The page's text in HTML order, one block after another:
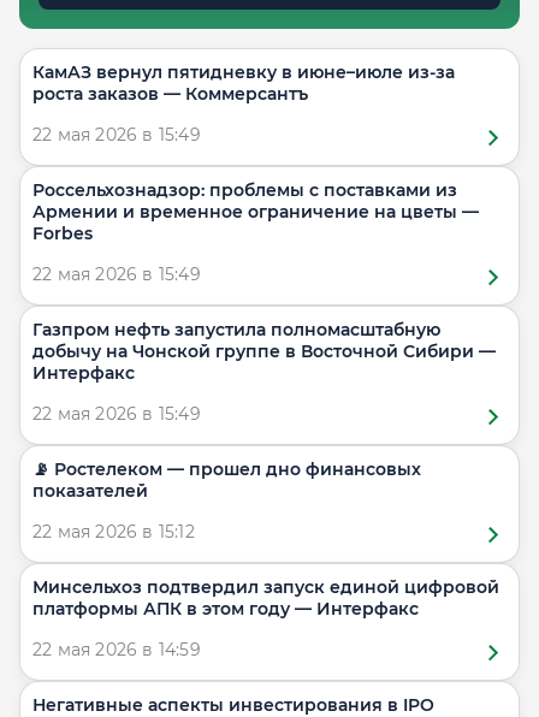
КамАЗ вернул пятидневку в июне–июле из-за
роста заказов — Коммерсантъ
22 мая 2026 в 15:49
Россельхознадзор: проблемы с поставками из
Армении и временное ограничение на цветы —
Forbes
22 мая 2026 в 15:49
Газпром нефть запустила полномасштабную
добычу на Чонской группе в Восточной Сибири —
Интерфакс
22 мая 2026 в 15:49
📡 Ростелеком — прошел дно финансовых
показателей
22 мая 2026 в 15:12
Минсельхоз подтвердил запуск единой цифровой
платформы АПК в этом году — Интерфакс
22 мая 2026 в 14:59
​Негативные аспекты инвестирования в IPO